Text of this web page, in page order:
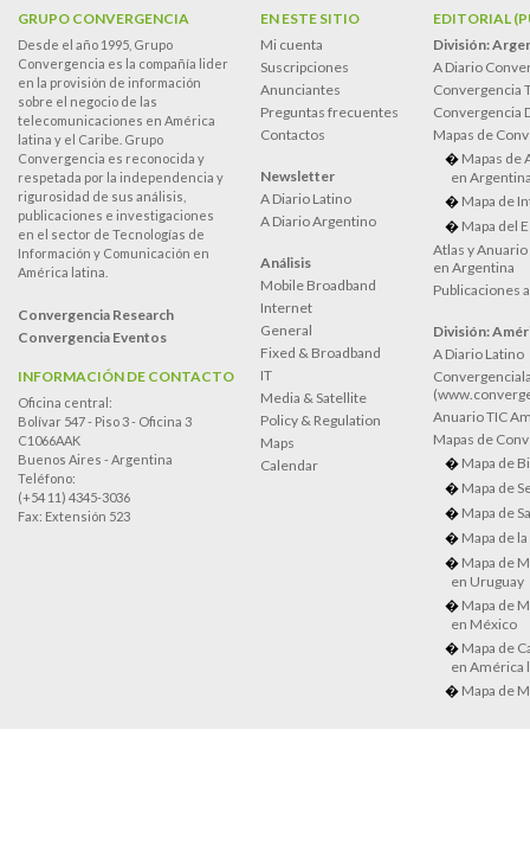
GRUPO CONVERGENCIA
Desde el año 1995, Grupo
Convergencia es la compañía lider
en la provisión de información
sobre el negocio de las
telecomunicaciones en América
latina y el Caribe. Grupo
Convergencia es reconocida y
respetada por la independencia y
rigurosidad de sus análisis,
publicaciones e investigaciones
en el sector de Tecnologías de
Información y Comunicación en
América latina.
Convergencia Research
Convergencia Eventos
INFORMACIÓN DE CONTACTO
Oficina central:
Bolívar 547 - Piso 3 - Oficina 3
C1066AAK
Buenos Aires - Argentina
Teléfono:
(+54 11) 4345-3036
Fax: Extensión 523
EN ESTE SITIO
Mi cuenta
Suscripciones
Anunciantes
Preguntas frecuentes
Contactos
Newsletter
A Diario Latino
A Diario Argentino
Análisis
Mobile Broadband
Internet
General
Fixed & Broadband
IT
Media & Satellite
Policy & Regulation
Maps
Calendar
EDITORIAL
División:
A Diario
Convergencia
Convergencia
Mapas de
Mapas de
en
Mapa de
Mapa del
Atlas y
en Argentina
Publicaciones
División:
A Diario Latino
Anuario TIC
Mapas de
Mapa de
Mapa de
Mapa de
Mapa de
Mapa de
en Uruguay
Mapa de
en México
Mapa de
en América
Mapa de